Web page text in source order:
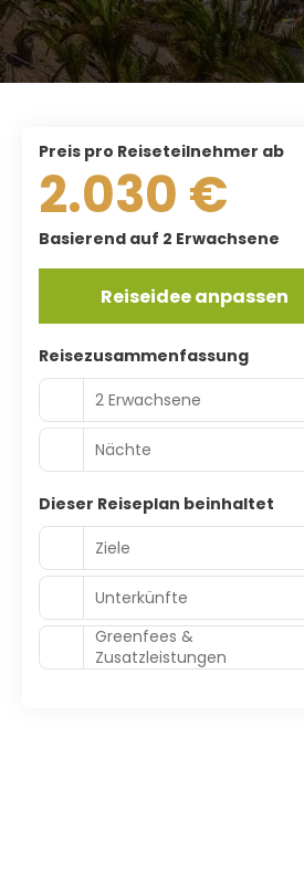
Preis pro Reiseteilnehmer ab
2.030 €
Basierend auf 2 Erwachsene
Reiseidee anpassen
Reisezusammenfassung
2 Erwachsene
Nächte
Dieser Reiseplan beinhaltet
Ziele
Unterkünfte
Greenfees &
Zusatzleistungen